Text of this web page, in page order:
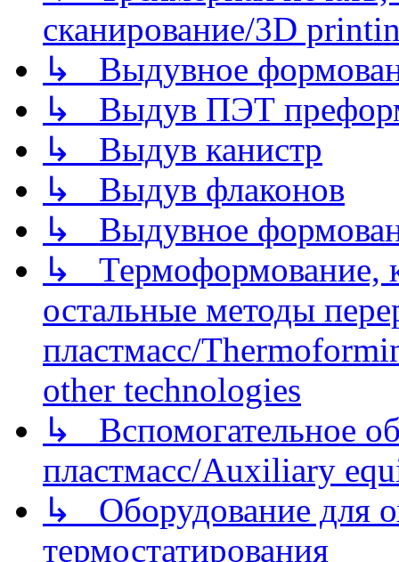
сканирование/3D
↳ Выдувное
↳ Выдув ПЭТ
↳ Выдув канистр
↳ Выдув флаконов
↳ Выдувное
↳ Термоформование,
остальные методы
пластмасс/
other technologies
↳ Вспомогательное
пластмасс/Auxiliary
↳ Оборудование для
термостатирования